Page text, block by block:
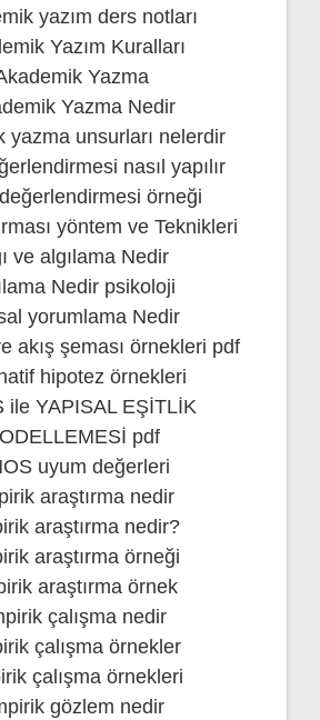
yazım ders notları
Yazım Kuralları
Yazma
Yazma Nedir
yazma unsurları nelerdir
nasıl yapılır
örneği
yöntem ve Teknikleri
ve algılama Nedir
Nedir psikoloji
yorumlama Nedir
akış şeması örnekleri pdf
hipotez örnekleri
ile YAPISAL EŞİTLİK
pdf
uyum değerleri
araştırma nedir
araştırma nedir?
araştırma örneği
araştırma örnek
çalışma nedir
çalışma örnekler
çalışma örnekleri
gözlem nedir